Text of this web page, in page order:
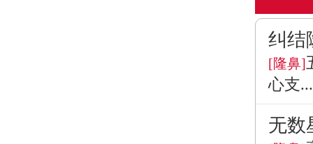
纠结
[隆鼻]
心支...
无数